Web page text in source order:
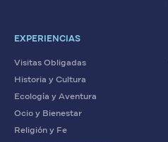
EXPERIENCIAS
Visitas Obligadas
Historia y Cultura
Ecología y Aventura
Ocio y Bienestar
Religión y Fe